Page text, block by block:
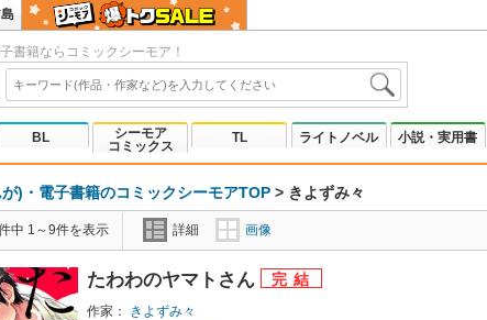
書籍ならコミックシーモア！
BL
シーモア
コミックス
TL ライトノベル 小説・実用書
)・電子書籍のコミックシーモアTOP > きよずみ々
中 1～9件を表示 詳細 画像
たわわのヤマトさん
作家：
きよずみ々